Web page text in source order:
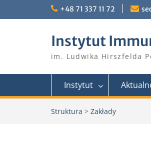
+48 71 337 11 72
Instytut
im. Ludwika Hirszfelda
Instytut
Struktura > Zakłady